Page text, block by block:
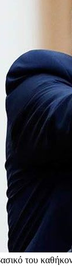
του καθήκον